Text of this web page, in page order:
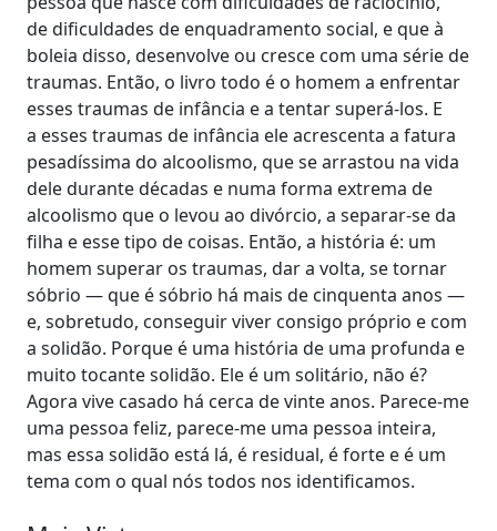
de dificuldades de enquadramento social, e que à
boleia disso, desenvolve ou cresce com uma série de
traumas. Então, o livro todo é o homem a enfrentar
esses traumas de infância e a tentar superá-los. E
a esses traumas de infância ele acrescenta a fatura
pesadíssima do alcoolismo, que se arrastou na vida
dele durante décadas e numa forma extrema de
alcoolismo que o levou ao divórcio, a separar-se da
filha e esse tipo de coisas. Então, a história é: um
homem superar os traumas, dar a volta, se tornar
sóbrio — que é sóbrio há mais de cinquenta anos —
e, sobretudo, conseguir viver consigo próprio e com
a solidão. Porque é uma história de uma profunda e
muito tocante solidão. Ele é um solitário, não é?
Agora vive casado há cerca de vinte anos. Parece-me
uma pessoa feliz, parece-me uma pessoa inteira,
mas essa solidão está lá, é residual, é forte e é um
tema com o qual nós todos nos identificamos.